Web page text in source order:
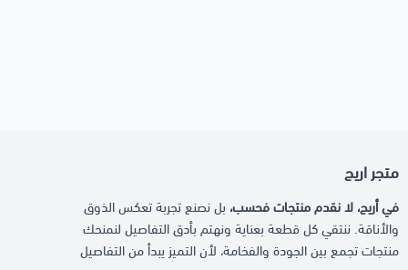
متجر اريج
في أريج، لا نقدم منتجات فحسب، بل نصنع تجربة تعكس الذوق
والأناقة. ننتقي كل قطعة بعناية ونهتم بأدق التفاصيل لنمنحك
منتجات تجمع بين الجودة والفخامة، لأن التميز يبدأ من التفاصيل